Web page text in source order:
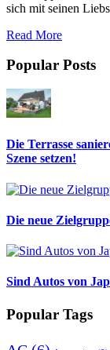
sich mit seinen
Read More
Popular Posts
Die Terrasse
Szene setzen!
Die neue
Sind Autos von
Popular Tags